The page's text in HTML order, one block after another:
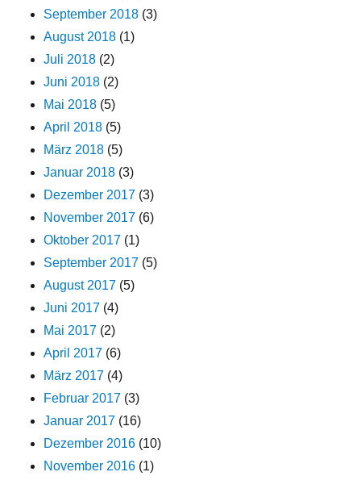
September 2018 (3)
August 2018 (1)
Juli 2018 (2)
Juni 2018 (2)
Mai 2018 (5)
April 2018 (5)
März 2018 (5)
Januar 2018 (3)
Dezember 2017 (3)
November 2017 (6)
Oktober 2017 (1)
September 2017 (5)
August 2017 (5)
Juni 2017 (4)
Mai 2017 (2)
April 2017 (6)
März 2017 (4)
Februar 2017 (3)
Januar 2017 (16)
Dezember 2016 (10)
November 2016 (1)